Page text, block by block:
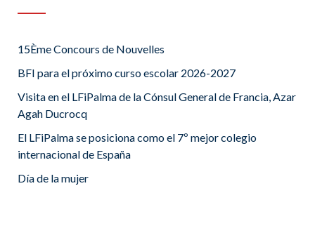
15Ème Concours de Nouvelles
BFI para el próximo curso escolar 2026-2027
Visita en el LFiPalma de la Cónsul General de Francia, Azar
Agah Ducrocq
El LFiPalma se posiciona como el 7º mejor colegio
internacional de España
Día de la mujer